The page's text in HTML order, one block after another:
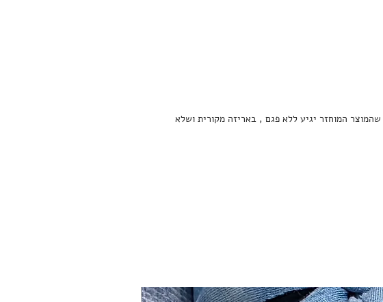
תוך 14 יום מיום קבלת המוצר ובתנאי שהמוצר המוחזר יגיע ללא פגם , באריזה מקורית ושלא